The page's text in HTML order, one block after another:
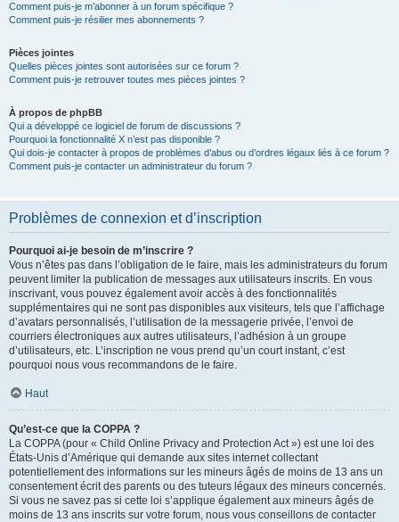
Comment puis-je m’abonner à un forum spécifique ?
Comment puis-je résilier mes abonnements ?
Pièces jointes
Quelles pièces jointes sont autorisées sur ce forum ?
Comment puis-je retrouver toutes mes pièces jointes ?
À propos de phpBB
Qui a développé ce logiciel de forum de discussions ?
Pourquoi la fonctionnalité X n’est pas disponible ?
Qui dois-je contacter à propos de problèmes d’abus ou d’ordres légaux liés à ce forum ?
Comment puis-je contacter un administrateur du forum ?
Problèmes de connexion et d’inscription
Pourquoi ai-je besoin de m’inscrire ?
Vous n’êtes pas dans l’obligation de le faire, mais les administrateurs du forum
peuvent limiter la publication de messages aux utilisateurs inscrits. En vous
inscrivant, vous pouvez également avoir accès à des fonctionnalités
supplémentaires qui ne sont pas disponibles aux visiteurs, tels que l’affichage
d’avatars personnalisés, l’utilisation de la messagerie privée, l’envoi de
courriers électroniques aux autres utilisateurs, l’adhésion à un groupe
d’utilisateurs, etc. L’inscription ne vous prend qu’un court instant, c’est
pourquoi nous vous recommandons de le faire.
Haut
Qu’est-ce que la COPPA ?
La COPPA (pour « Child Online Privacy and Protection Act ») est une loi des
États-Unis d’Amérique qui demande aux sites internet collectant
potentiellement des informations sur les mineurs âgés de moins de 13 ans un
consentement écrit des parents ou des tuteurs légaux des mineurs concernés.
Si vous ne savez pas si cette loi s’applique également aux mineurs âgés de
moins de 13 ans inscrits sur votre forum, nous vous conseillons de contacter